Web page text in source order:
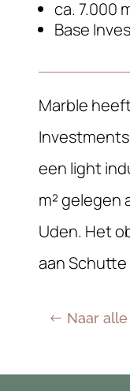
ca. 7.000
Base
Marble
een light
m² gelegen
Uden. Het
aan
Naar